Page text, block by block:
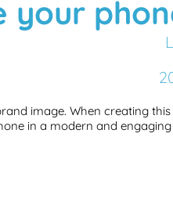
your
image. When creating
in a modern and